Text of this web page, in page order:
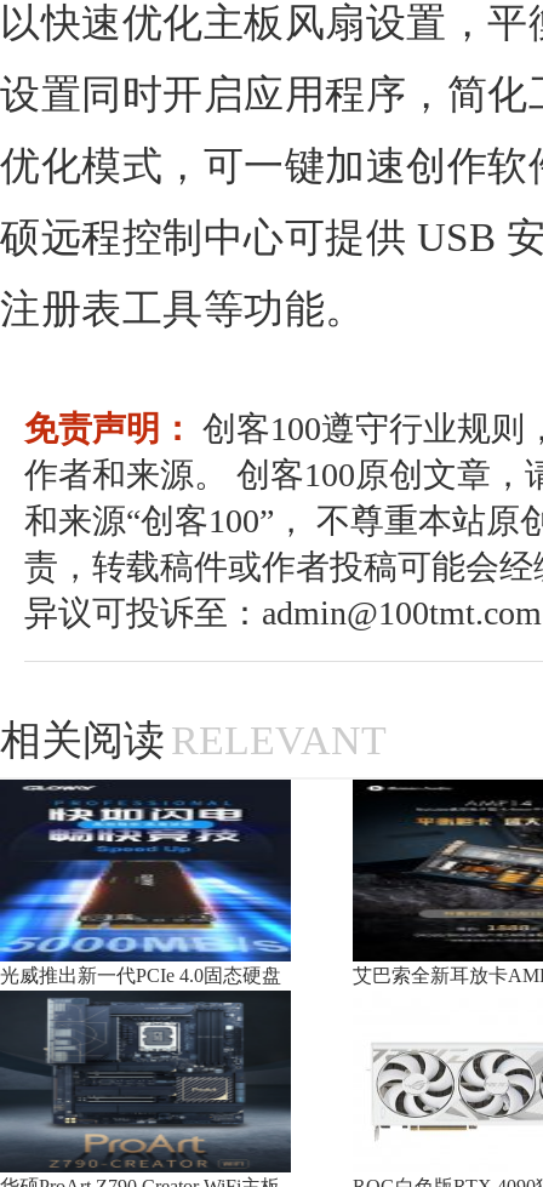
以快速优化主板风扇设置，
设置同时开启应用程序，简
优化模式，可一键加速创作
硕远程控制中心可提供 USB
注册表工具等功能。
免责声明： 创客100遵守行业规则
作者和来源。 创客100原创文章
和来源“创客100”， 不尊重本站原
责，转载稿件或作者投稿可能会
异议可投诉至：admin@100tmt.com
相关阅读RELEVANT
光威推出新一代PCIe 4.0固态硬盘 艾巴索全新耳放卡